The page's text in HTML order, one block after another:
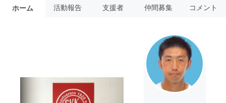
ホーム 活動報告 支援者 仲間募集 コメント